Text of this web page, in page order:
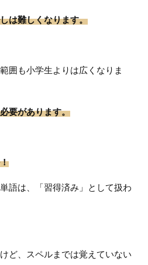
は難しくなります。
囲も小学生よりは広くなりま
要があります。
語は、「習得済み」として扱わ
ど、スペルまでは覚えていない